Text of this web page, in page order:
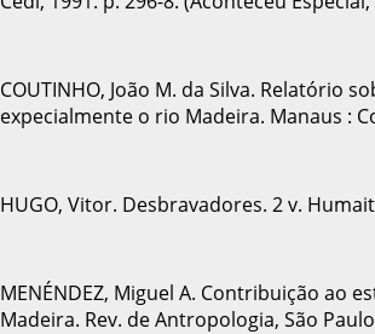
COUTINHO, João M. da Silva. Relatório
expecialmente o rio Madeira. Manaus :
HUGO, Vitor. Desbravadores. 2 v.
MENÉNDEZ, Miguel A. Contribuição ao
Madeira. Rev. de Antropologia, São